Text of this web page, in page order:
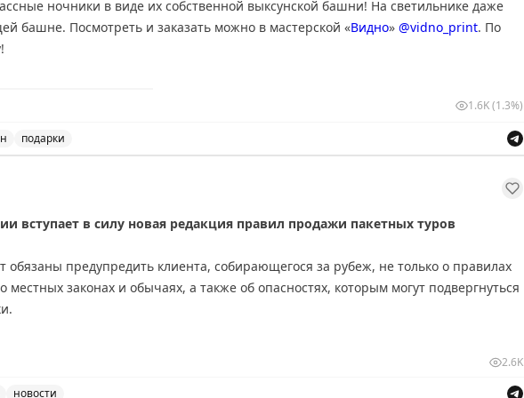
«Энергия Ладоги»считается одним из самых интересных вариантов
ночники в виде их собственной выксунской башни! На светильнике даже
башне. Посмотреть и заказать можно в мастерской «Видно» @vidno_print. По
1.6K(1.3%)
подарки
вступает в силу новая редакция правил продажи пакетных туров
обязаны предупредить клиента, собирающегося за рубеж, не только о правилах
местных законах и обычаях, а также об опасностях, которым могут подвергнуться
прочих важных аспектах.
2.6K
новости